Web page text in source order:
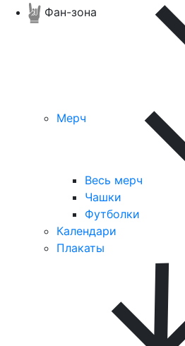
Фан-зона
Мерч
Весь мерч
Чашки
Футболки
Календари
Плакаты